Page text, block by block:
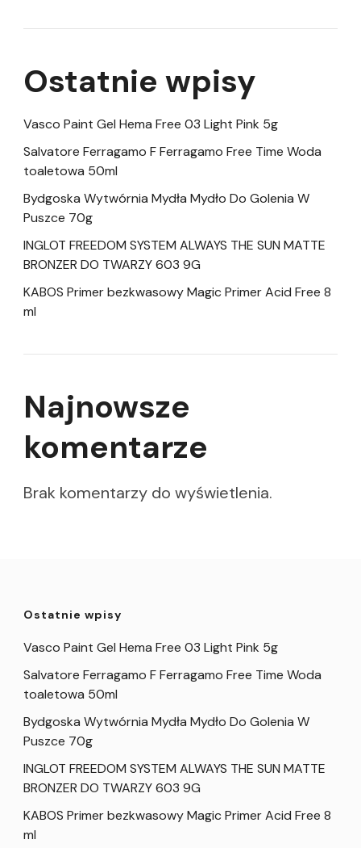
Ostatnie wpisy
Vasco Paint Gel Hema Free 03 Light Pink 5g
Salvatore Ferragamo F Ferragamo Free Time Woda
toaletowa 50ml
Bydgoska Wytwórnia Mydła Mydło Do Golenia W
Puszce 70g
INGLOT FREEDOM SYSTEM ALWAYS THE SUN MATTE
BRONZER DO TWARZY 603 9G
KABOS Primer bezkwasowy Magic Primer Acid Free 8
ml
Najnowsze
komentarze
Brak komentarzy do wyświetlenia.
Ostatnie wpisy
Vasco Paint Gel Hema Free 03 Light Pink 5g
Salvatore Ferragamo F Ferragamo Free Time Woda
toaletowa 50ml
Bydgoska Wytwórnia Mydła Mydło Do Golenia W
Puszce 70g
INGLOT FREEDOM SYSTEM ALWAYS THE SUN MATTE
BRONZER DO TWARZY 603 9G
KABOS Primer bezkwasowy Magic Primer Acid Free 8
ml